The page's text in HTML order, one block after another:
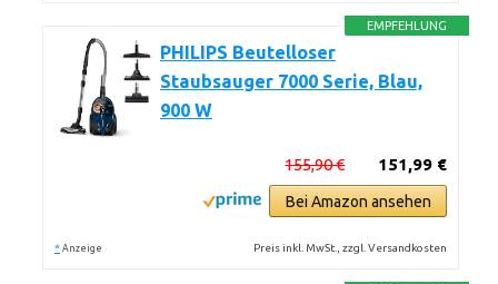
EMPFEHLUNG
PHILIPS Beutelloser
Staubsauger 7000 Serie, Blau,
900 W
151,99 €
155,90 €
Bei Amazon ansehen
* Anzeige Preis inkl. MwSt., zzgl. Versandkosten